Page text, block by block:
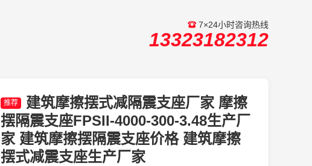
7×24小时咨询热线
13323182312
推荐
建筑摩擦摆式减隔震支座厂家 摩擦
摆隔震支座FPSII-4000-300-3.48生产厂
家 建筑摩擦摆隔震支座价格 建筑摩擦
摆式减震支座生产厂家